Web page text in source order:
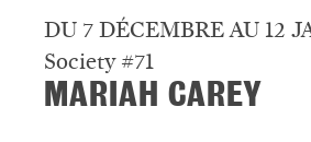
DU 7 DÉCEMBRE AU 12
Society #71
MARIAH CAREY